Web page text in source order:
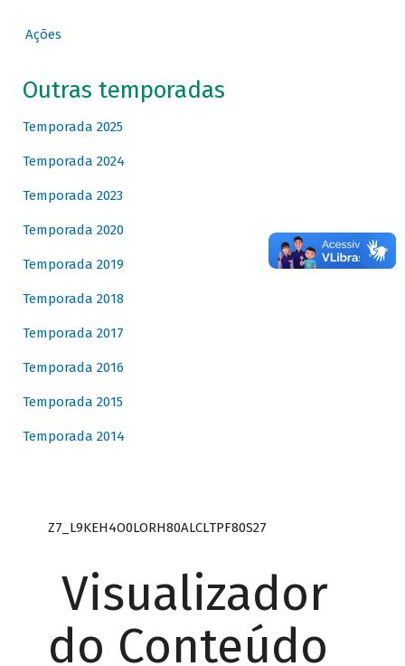
Ações
Outras temporadas
Temporada 2025
Temporada 2024
Temporada 2023
Temporada 2020
Temporada 2019
Temporada 2018
Temporada 2017
Temporada 2016
Temporada 2015
Temporada 2014
Z7_L9KEH4O0LORH80ALCLTPF80S27
Visualizador
do Conteúdo